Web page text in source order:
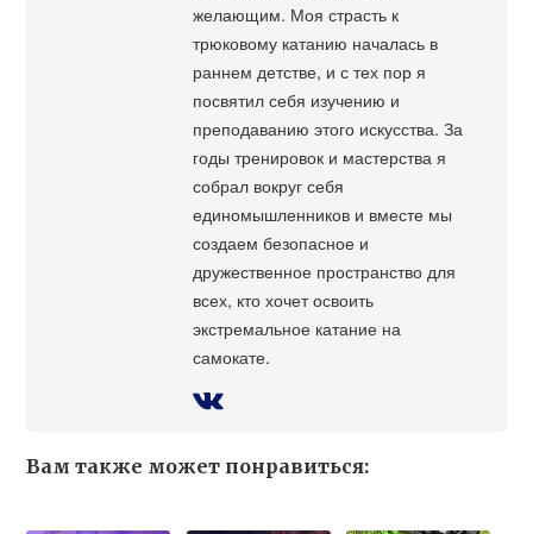
желающим. Моя страсть к
трюковому катанию началась в
раннем детстве, и с тех пор я
посвятил себя изучению и
преподаванию этого искусства. За
годы тренировок и мастерства я
собрал вокруг себя
единомышленников и вместе мы
создаем безопасное и
дружественное пространство для
всех, кто хочет освоить
экстремальное катание на
самокате.
Вам также может понравиться: